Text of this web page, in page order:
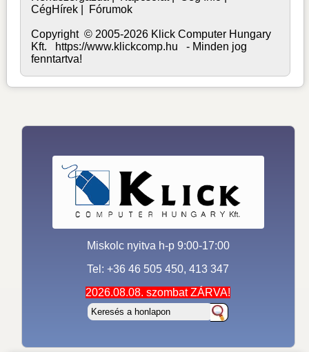
CégHírek
Fórumok
Copyright © 2005-2026 Klick Computer Hungary
Kft. https://www.klickcomp.hu - Minden jog
fenntartva!
Miskolc nyitva h-p 9:00-17:00
Tel: +36 46 505 450, 413 347
2026.08.08. szombat ZÁRVA!